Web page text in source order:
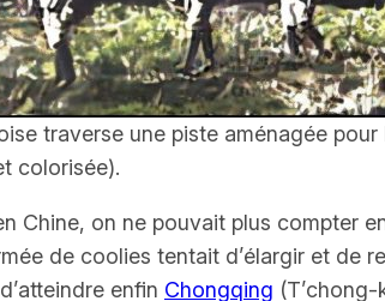
traverse une piste aménagée
colorisée).
Chine, on ne pouvait plus compter
de coolies tentait d’élargir et de
enfin Chongqing